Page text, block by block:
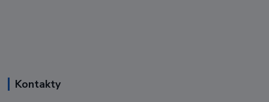
Kontakty